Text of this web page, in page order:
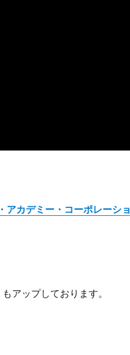
カデミー・コーポレーショ
もアップしております。